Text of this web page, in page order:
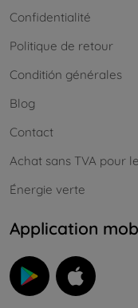
Confidentialité
Politique de retour
Conditión générales
Blog
Contact
Achat sans TVA pour
Énergie verte
Application